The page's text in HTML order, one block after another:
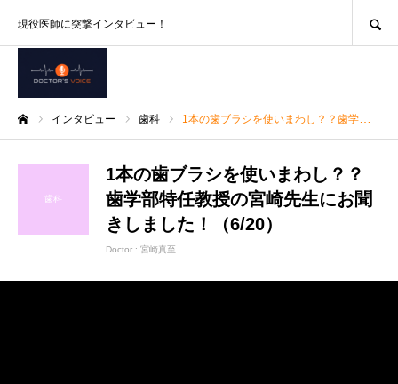
現役医師に突撃インタビュー！
インタビュー 歯科 1本の歯ブラシを使いまわし？？歯学部特任教授の宮崎先生にお聞きしました！（6/20）
歯科
1本の歯ブラシを使いまわし？？
歯学部特任教授の宮崎先生にお聞
きしました！（6/20）
Doctor : 宮崎真至